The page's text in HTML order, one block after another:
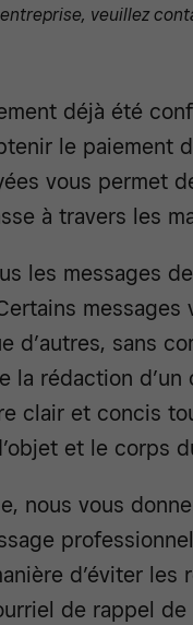
veuillez
déjà été
le paiement
vous permet
à travers les
les messages
d’autres, sans
la rédaction
clair et concis
et le corps
nous vous
d’éviter
de rappel